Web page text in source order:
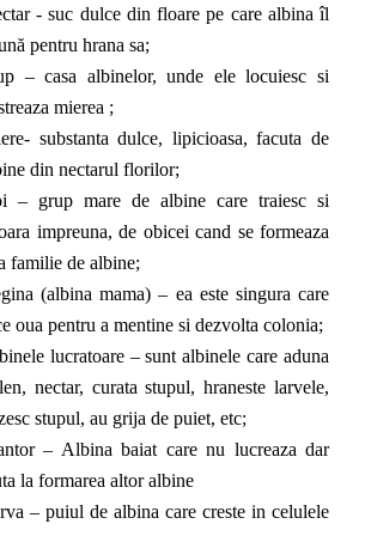
- suc dulce din floare pe care albina îl
pentru hrana sa;
– casa albinelor, unde ele locuiesc si
mierea ;
substanta dulce, lipicioasa, facuta de
din nectarul florilor;
– grup mare de albine care traiesc si
impreuna, de obicei cand se formeaza
familie de albine;
(albina mama) – ea este singura care
oua pentru a mentine si dezvolta colonia;
lucratoare – sunt albinele care aduna
nectar, curata stupul, hraneste larvele,
stupul, au grija de puiet, etc;
– Albina baiat care nu lucreaza dar
la formarea altor albine
– puiul de albina care creste in celulele